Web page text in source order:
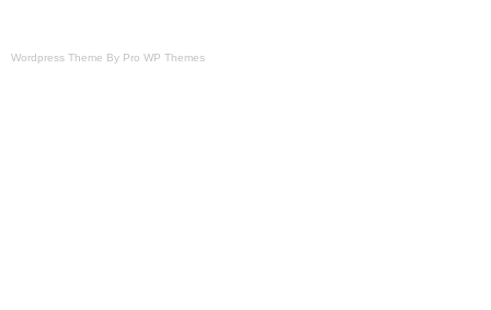
Wordpress Theme By Pro WP Themes